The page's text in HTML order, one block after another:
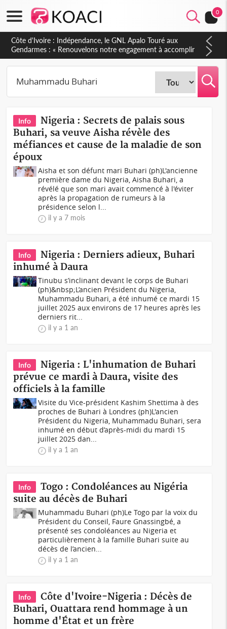
0
Sierra Leone : Un projet de réforme constitutionnelle en
gestation, points clés des amendements, un exclu d'avance
Info
Nigeria : Secrets de palais sous
Buhari, sa veuve Aisha révèle des
méfiances et cause de la maladie de son
époux
Aisha et son défunt mari Buhari (ph)L'ancienne
première dame du Nigeria, Aisha Buhari, a
révélé que son mari avait commencé à l'éviter
après la propagation de rumeurs à la
présidence selon l...
il y a 7 mois
Info
Nigeria : Derniers adieux, Buhari
inhumé à Daura
Tinubu s’inclinant devant le corps de Buhari
(ph)&nbsp;L’ancien Président du Nigeria,
Muhammadu Buhari, a été inhumé ce mardi 15
juillet 2025 aux environs de 17 heures après les
derniers rit...
il y a 1 an
Info
Nigeria : L'inhumation de Buhari
prévue ce mardi à Daura, visite des
officiels à la famille
Visite du Vice-président Kashim Shettima à des
proches de Buhari à Londres (ph)L'ancien
Président du Nigeria, Muhammadu Buhari, sera
inhumé en début d’après-midi du mardi 15
juillet 2025 dan...
il y a 1 an
Info
Togo : Condoléances au Nigéria
suite au décès de Buhari
Muhammadu Buhari (ph)Le Togo par la voix du
Président du Conseil, Faure Gnassingbé, a
présenté ses condoléances au Nigeria et
particulièrement à la famille Buhari suite au
décès de l’ancien...
il y a 1 an
Info
Côte d'Ivoire-Nigeria : Décès de
Buhari, Ouattara rend hommage à un
homme d'État et un frère